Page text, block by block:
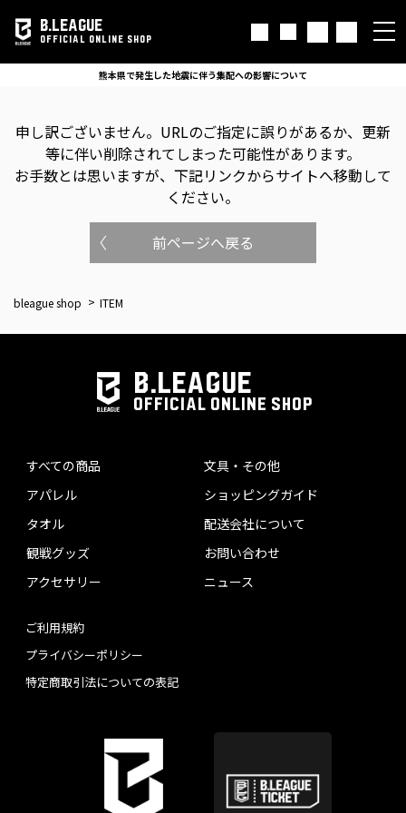
B.LEAGUE
OFFICIAL ONLINE SHOP
熊本県で発生した地震に伴う集配への影響について
申し訳ございません。 URLのご指定に誤りがあるか、更新
等に伴い削除されてしまった可能性があります。
お手数とは思いますが、下記リンクからサイトへ移動して
ください。
前ページへ戻る
bleague shop ITEM
B.LEAGUE
OFFICIAL ONLINE SHOP
すべての商品
アパレル
タオル
観戦グッズ
アクセサリー
文具・その他
ショッピングガイド
配送会社について
お問い合わせ
ニュース
ご利用規約
プライバシーポリシー
特定商取引法についての表記